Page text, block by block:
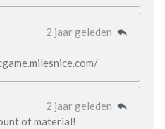
2 jaar geleden
2 jaar geleden
of material!